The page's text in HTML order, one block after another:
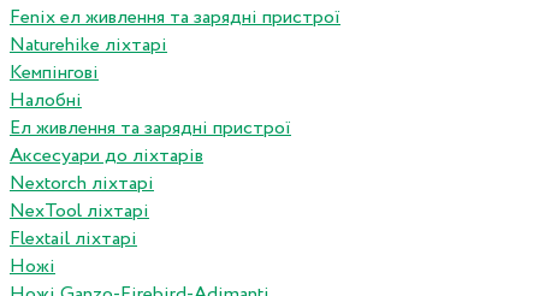
Fenix ел живлення та зарядні пристрої
Naturehike ліхтарі
Кемпінгові
Налобні
Ел живлення та зарядні пристрої
Аксесуари до ліхтарів
Nextorch ліхтарі
NexTool ліхтарі
Flextail ліхтарі
Ножі